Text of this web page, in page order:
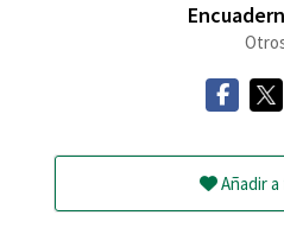
Añadir